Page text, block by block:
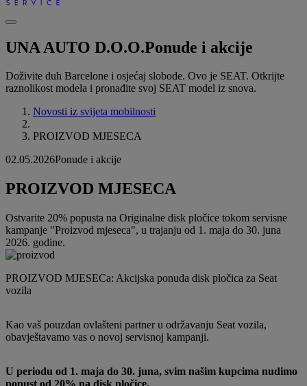
UNA AUTO D.O.O.Ponude i akcije
Doživite duh Barcelone i osjećaj slobode. Ovo je SEAT. Otkrijte
raznolikost modela i pronađite svoj SEAT model iz snova.
Novosti iz svijeta mobilnosti
PROIZVOD MJESECA
02.05.2026Ponude i akcije
PROIZVOD MJESECA
Ostvarite 20% popusta na Originalne disk pločice tokom servisne
kampanje "Proizvod mjeseca", u trajanju od 1. maja do 30. juna
2026. godine.
PROIZVOD MJESECa: Akcijska ponuda disk pločica za Seat
vozila
Kao vaš pouzdan ovlašteni partner u održavanju Seat vozila,
obavještavamo vas o novoj servisnoj kampanji.
U periodu od 1. maja do 30. juna, svim našim kupcima nudimo